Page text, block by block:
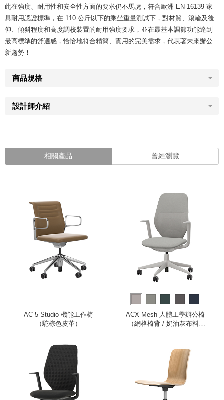
此在強度、耐用性和安全性方面的要求仍不馬虎，符合歐洲 EN 16139 家
具耐用認證標準，在 110 公斤以下的乘坐重量測試下，對材質、滾輪及後
仰、傾斜程度和高度調校裝置的耐用強度要求，並在最基本調節功能達到
最高標準的舒適感，恰恰地符合精簡、實用的完美需求，代表著未來辦公
新趨勢！
商品規格
設計師介紹
相關產品 曾經瀏覽
AC 5 Studio 機能工作椅
（駝棕色皮革）
ACX Mesh 人體工學辦公椅
（網格椅背 / 奶油灰布料 /